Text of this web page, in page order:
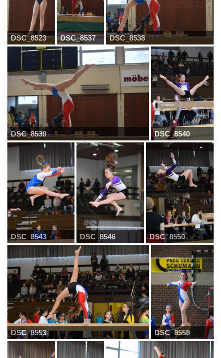
DSC_8523 DSC_8537 DSC_8538
DSC_8539 DSC_8540
DSC_8543 DSC_8546 DSC_8550
DSC_8553 DSC_8558